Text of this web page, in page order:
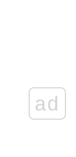
ad